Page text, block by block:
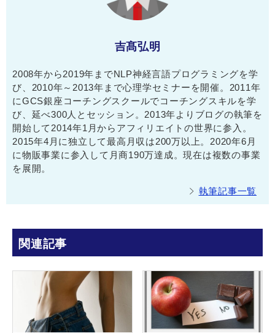
吉髙弘明
2008年から2019年までNLP神経言語プログラミングを学
び、2010年～2013年まで心理学セミナーを開催。2011年
にGCS銀座コーチングスクールでコーチングスキルを学
び、延べ300人とセッション。2013年よりブログの執筆を
開始して2014年1月からアフィリエイトの世界に参入。
2015年4月に独立して最高月収は200万以上。2020年6月
に物販事業に参入して月商190万達成。現在は複数の事業
を展開。
執筆記事一覧
関連記事